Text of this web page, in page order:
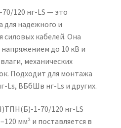
3,352.00 ₽.
120 нг-LS — это
для надежного и
силовых кабелей. Она
до 10 кВ и
механических
Подходит для монтажа
Ls, ВБбШв нг-Ls и других.
1-70/120 нг-LS
мм² и поставляется в